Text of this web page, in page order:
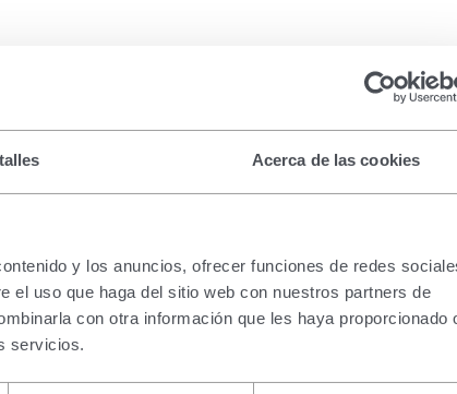
Acerca de las cookies
y los anuncios, ofrecer funciones de redes
el uso que haga del sitio web con nuestros partners de
con otra información que les haya proporcionado
servicios.
para que quienes accedan al sitio web puedan llevar a
cruce con las informaciones publicadas en los sitios web de